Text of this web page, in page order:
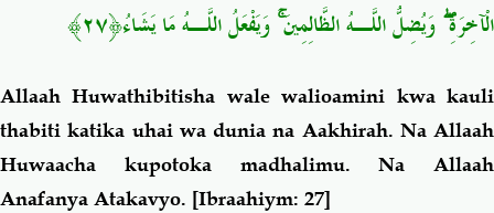
الْآخِرَةِ ۖ وَيُضِلُّ اللَّـهُ الظَّالِمِينَ ۚ وَيَفْعَلُ اللَّـهُ مَا يَشَاءُ﴿٢٧﴾
Allaah Huwathibitisha wale walioamini kwa kauli
thabiti katika uhai wa dunia na Aakhirah. Na Allaah
Huwaacha kupotoka madhalimu. Na Allaah
Anafanya Atakavyo. [Ibraahiym: 27]